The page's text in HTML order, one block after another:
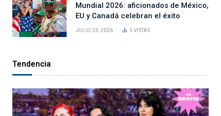
Mundial 2026: aficionados de México,
EU y Canadá celebran el éxito
JULIO 23, 2026 5VISTAS
Tendencia